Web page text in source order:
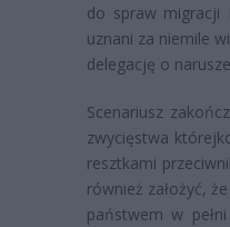
do spraw migracji
uznani za niemile
delegację o
Scenariusz
zwycięstwa
resztkami
również założyć,
państwem w